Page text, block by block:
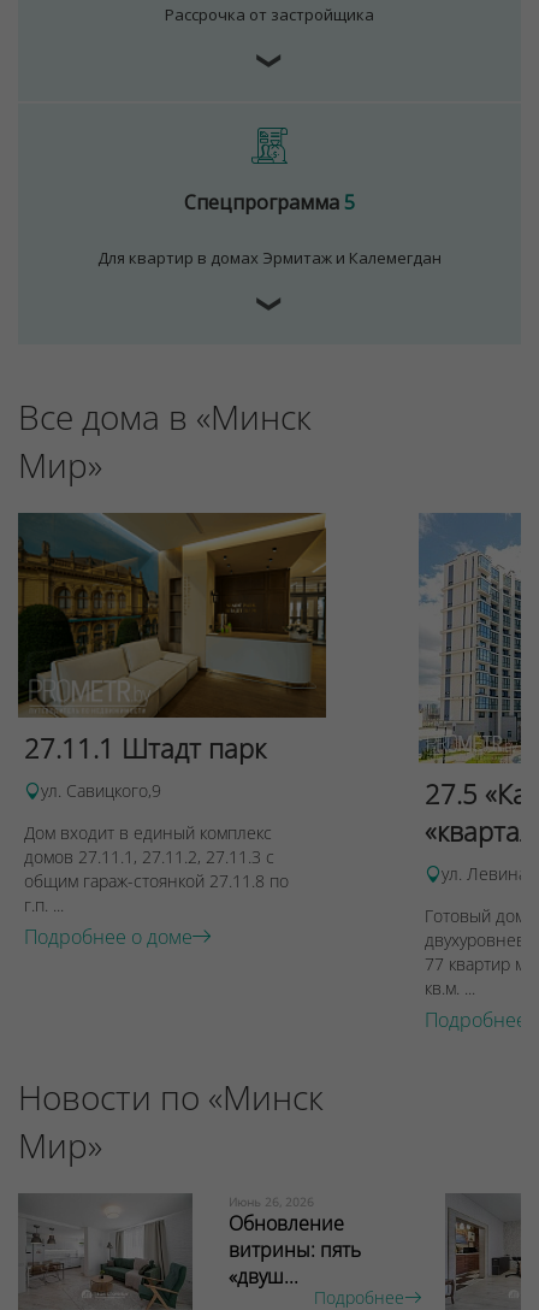
Рассрочка от застройщика
❯
Спецпрограмма5
Для квартир в домах Эрмитаж и Калемегдан
❯
Все дома в «Минск
Мир»
27.11.1 Штадт парк
ул. Савицкого,9
Дом входит в единый комплекс
домов 27.11.1, 27.11.2, 27.11.3 с
общим гараж-стоянкой 27.11.8 по
г.п. ...
Подробнее о доме
27.5
ул. Левина,
Готовый дом
77 квартир
кв.м. ...
Подробнее
Новости по «Минск
Мир»
Июнь 26, 2026
Обновление
витрины: пять
«двуш...
Подробнее